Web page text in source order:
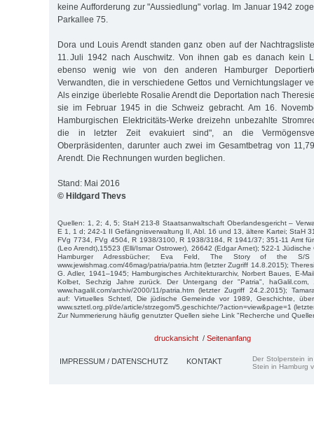
keine Aufforderung zur "Aussiedlung" vorlag. Im Januar 1942
Parkallee 75.
Dora und Louis Arendt standen ganz oben auf der
11. Juli 1942 nach Auschwitz. Von ihnen gab es danach kein
ebenso wenig wie von den anderen Hamburger
Verwandten, die in verschiedene Gettos und Vernichtungslager
Als einzige überlebte Rosalie Arendt die Deportation nach
sie im Februar 1945 in die Schweiz gebracht. Am 16.
Hamburgischen Elektricitäts-Werke dreizehn unbezahlte
die in letzter Zeit evakuiert sind", an die
Oberpräsidenten, darunter auch zwei im Gesamtbetrag von
Arendt. Die Rechnungen wurden beglichen.
Stand: Mai 2016
© Hildgard Thevs
Quellen: 1, 2; 4, 5; StaH 213-8 Staatsanwaltschaft Oberlandesgericht –
E 1, 1 d; 242-1 II Gefängnisverwaltung II, Abl. 16 und 13, ältere Kartei; StaH
FVg 7734, FVg 4504, R 1938/3100, R 1938/3184, R 1941/37; 351-11 Amt
(Leo Arendt),15523 (Elli/Ismar Ostrower), 26642 (Edgar Arnet); 522-1
Hamburger Adressbücher; Eva Feld, The Story of the S/
www.jewishmag.com/46mag/patria/patria.htm (letzter Zugriff 14.8.2015);
G. Adler, 1941–1945; Hamburgisches Architekturarchiv, Norbert Baues, E-
Kolbet, Sechzig Jahre zurück. Der Untergang der "Patria", haGalil.com,
www.hagalil.com/archiv/2000/11/patria.htm (letzter Zugriff 24.2.2015);
auf: Virtuelles Schtetl, Die jüdische Gemeinde vor 1989, Geschichte,
www.sztetl.org.pl/de/article/strzegom/5,geschichte/?action=view&page=1
Zur Nummerierung häufig genutzter Quellen siehe Link "Recherche und
druckansicht / Seitenanfang
IMPRESSUM / DATENSCHUTZ KONTAKT
Der Stolperstein
Stein in Hamburg